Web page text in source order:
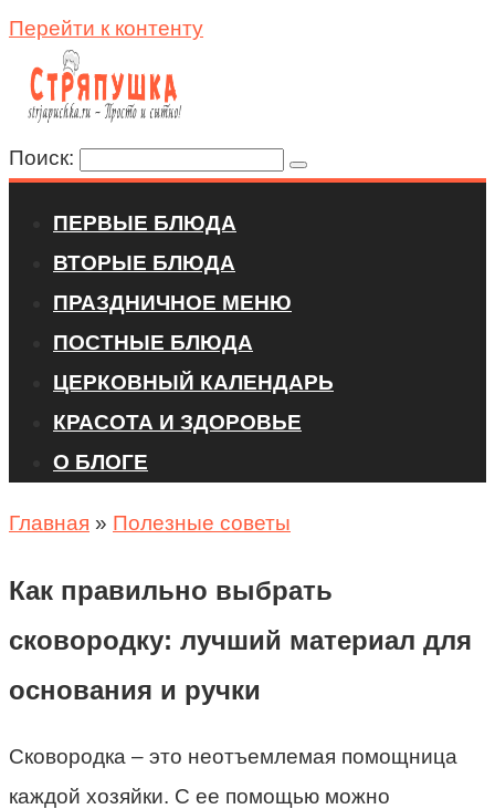
Перейти к контенту
Поиск:
ПЕРВЫЕ БЛЮДА
ВТОРЫЕ БЛЮДА
ПРАЗДНИЧНОЕ МЕНЮ
ПОСТНЫЕ БЛЮДА
ЦЕРКОВНЫЙ КАЛЕНДАРЬ
КРАСОТА И ЗДОРОВЬЕ
О БЛОГЕ
Главная » Полезные советы
Как правильно выбрать
сковородку: лучший материал для
основания и ручки
Сковородка – это неотъемлемая помощница
каждой хозяйки. С ее помощью можно